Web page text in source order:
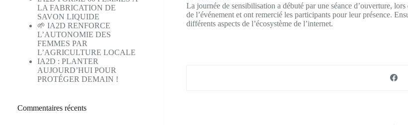
La journée de sensibilisation a débuté par une séance d’ouverture,
de l’événement et ont remercié les participants pour leur présence.
différents aspects de l’écosystème de l’internet.
LA FABRICATION DE
SAVON LIQUIDE
🌱 IA2D RENFORCE
L’AUTONOMIE DES
FEMMES PAR
L’AGRICULTURE LOCALE
IA2D : PLANTER
AUJOURD’HUI POUR
PROTÉGER DEMAIN !
Commentaires récents